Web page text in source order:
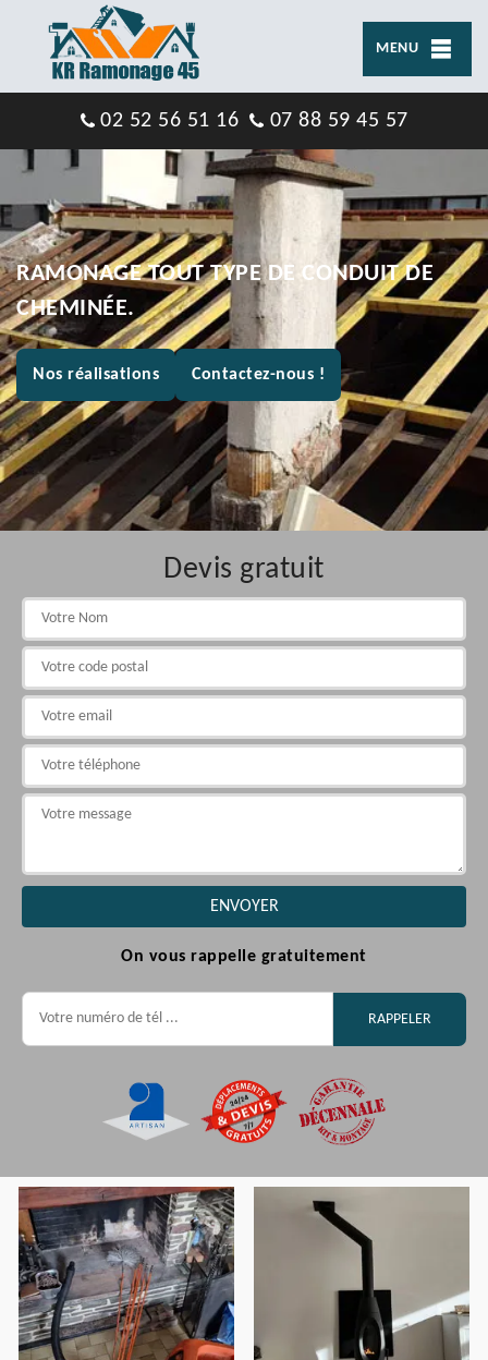
MENU
02 52 56 51 16 07 88 59 45 57
RAMONAGE TOUT TYPE DE CONDUIT DE
CHEMINÉE.
Nos réalisations Contactez-nous !
Devis gratuit
On vous rappelle gratuitement